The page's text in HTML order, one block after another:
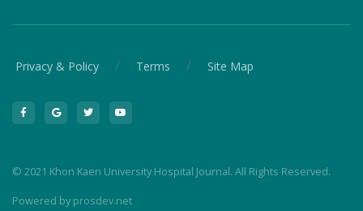
Privacy & Policy / Terms / Site Map
© 2021 Khon Kaen University Hospital Journal. All Rights Reserved.
Powered by prosdev.net